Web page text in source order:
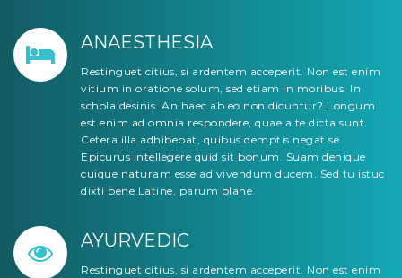
ANAESTHESIA
Restinguet citius, si ardentem acceperit. Non est enim
vitium in oratione solum, sed etiam in moribus. In
schola desinis. An haec ab eo non dicuntur? Longum
est enim ad omnia respondere, quae a te dicta sunt.
Cetera illa adhibebat, quibus demptis negat se
Epicurus intellegere quid sit bonum. Suam denique
cuique naturam esse ad vivendum ducem. Sed tu istuc
dixti bene Latine, parum plane.
AYURVEDIC
Restinguet citius, si ardentem acceperit. Non est enim